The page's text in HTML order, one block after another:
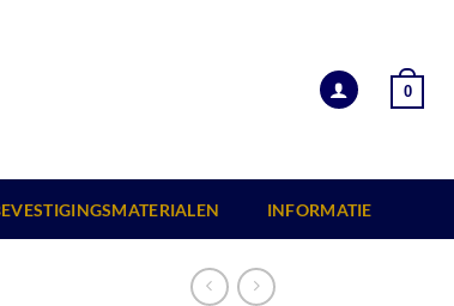
0
INFORMATIE